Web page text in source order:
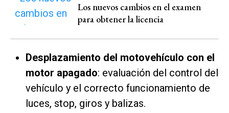
Los nuevos cambios en el examen
para obtener la licencia
Desplazamiento del motovehículo con el
motor apagado: evaluación del control del
vehículo y el correcto funcionamiento de
luces, stop, giros y balizas.